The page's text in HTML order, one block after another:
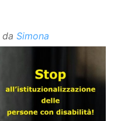
da Simona